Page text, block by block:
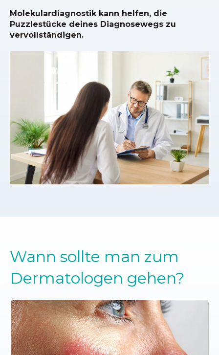
Molekulardiagnostik kann helfen, die
Puzzlestücke deines Diagnosewegs zu
vervollständigen.
Wann sollte man zum
Dermatologen gehen?